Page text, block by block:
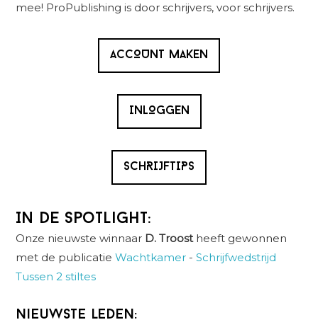
mee! ProPublishing is door schrijvers, voor schrijvers.
ACCOUNT MAKEN
INLOGGEN
SCHRIJFTIPS
In de spotlight:
Onze nieuwste winnaar D. Troost heeft gewonnen
met de publicatieWachtkamer -Schrijfwedstrijd
Tussen 2 stiltes
Nieuwste leden: